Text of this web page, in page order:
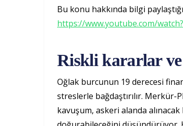
Bu konu hakkında bilgi
https://www.youtube.com/
Riskli kararlar
Oğlak burcunun 19 derecesi
streslerle bağdaştırılır. Merkür-
kavuşum, askeri alanda